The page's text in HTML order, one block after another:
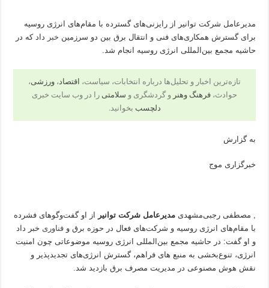
مدیرعامل شرکت توانیر از رایزنی‌های گسترده با مقام‌های انرژی روسیه
برای گسترش همکاری‌های فنی و انتقال برق بین دو سرزمین خبر داد که در
حاشیه مجمع بین‌المللی انرژی روسیه انجام شد.
تازه‌ترین اخبار و تحلیل‌ها درباره انتخابات، سیاست، اقتصاد، ورزشی،
حوادث، فرهنگ وهنر و گردشگری و سلامتی را در وب سایت خبری
دلچسب بخوانید.
به گزارش
خبرگزاری موج
, مصطفی رجبی‌مشهدیمدیرعامل شرکت توانیر
از او گفت‌وگوهای فشرده
با مقام‌های انرژی روسیه و شرکت‌های فعال در حوزه برق وفناوری خبر داد
و او گفت: در حاشیه مجمع بین‌المللی انرژی روسیه موضوعاتی چون امنیت
انرژی، تنوع‌بخشی به منبع های فراهم، گسترش انرژی‌های تجدیدپذیر و
نقش هوش مصنوعی در مدیریت مصرف برق بازدید شد.